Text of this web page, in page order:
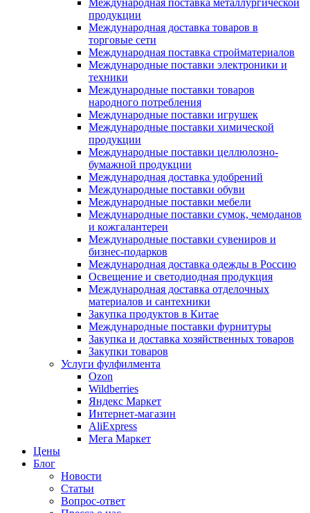
продукции
Международная доставка товаров в
торговые сети
Международная поставка стройматериалов
Международные поставки электроники и
техники
Международные поставки товаров
народного потребления
Международные поставки игрушек
Международные поставки химической
продукции
Международные поставки целлюлозно-
бумажной продукции
Международная доставка удобрений
Международные поставки обуви
Международные поставки мебели
Международные поставки сумок, чемоданов
и кожгалантереи
Международные поставки сувениров и
бизнес-подарков
Международная доставка одежды в Россию
Освещение и светодиодная продукция
Международная доставка отделочных
материалов и сантехники
Закупка продуктов в Китае
Международные поставки фурнитуры
Закупка и доставка хозяйственных товаров
Закупки товаров
Услуги фулфилмента
Ozon
Wildberries
Яндекс Маркет
Интернет-магазин
AliExpress
Мега Маркет
Цены
Блог
Новости
Статьи
Вопрос-ответ